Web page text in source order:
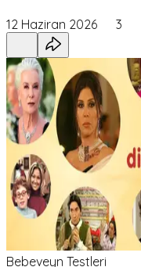
12 Haziran 2026 3
Bebeveyn Testleri